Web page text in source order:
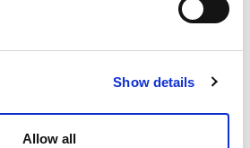
Show details
Allow all